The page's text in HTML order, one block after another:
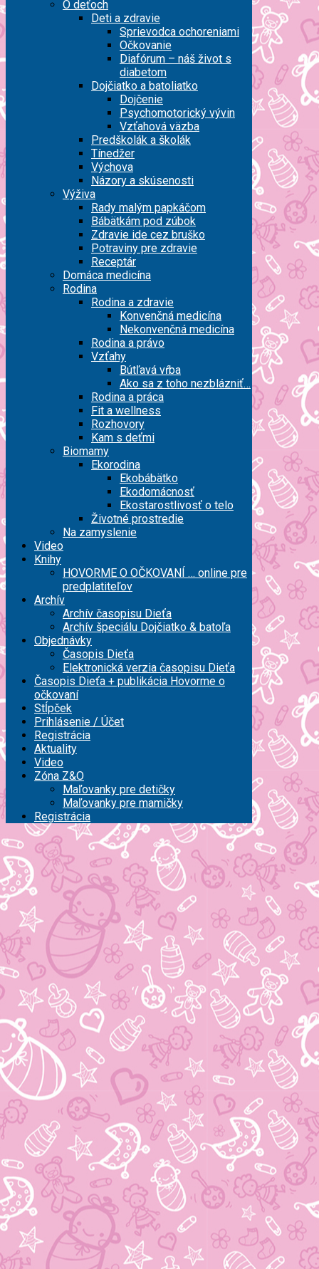
O deťoch
Deti a zdravie
Sprievodca ochoreniami
Očkovanie
Diafórum – náš život s
diabetom
Dojčiatko a batoliatko
Dojčenie
Psychomotorický vývin
Vzťahová väzba
Predškolák a školák
Tínedžer
Výchova
Názory a skúsenosti
Výživa
Rady malým papkáčom
Bábätkám pod zúbok
Zdravie ide cez bruško
Potraviny pre zdravie
Receptár
Domáca medicína
Rodina
Rodina a zdravie
Konvenčná medicína
Nekonvenčná medicína
Rodina a právo
Vzťahy
Bútľavá vŕba
Ako sa z toho nezblázniť…
Rodina a práca
Fit a wellness
Rozhovory
Kam s deťmi
Biomamy
Ekorodina
Ekobábätko
Ekodomácnosť
Ekostarostlivosť o telo
Životné prostredie
Na zamyslenie
Video
Knihy
HOVORME O OČKOVANÍ … online pre
predplatiteľov
Archív
Archív časopisu Dieťa
Archív špeciálu Dojčiatko & batoľa
Objednávky
Časopis Dieťa
Elektronická verzia časopisu Dieťa
Časopis Dieťa + publikácia Hovorme o
očkovaní
Stĺpček
Prihlásenie / Účet
Registrácia
Aktuality
Video
Zóna Z&O
Maľovanky pre detičky
Maľovanky pre mamičky
Registrácia